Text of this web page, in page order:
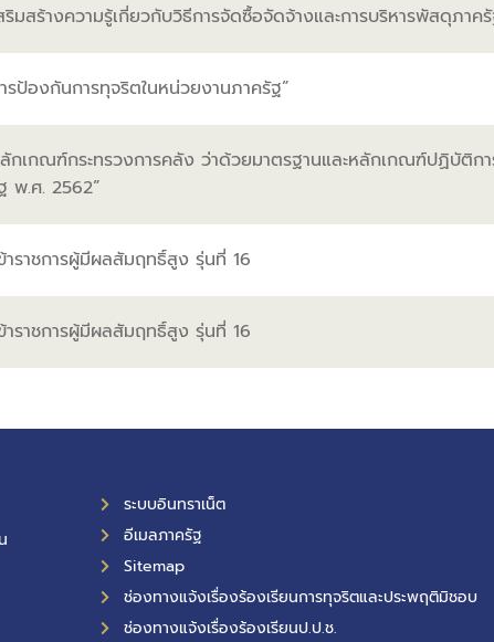
มสร้างความรู้เกี่ยวกับวิธีการจัดซื้อจัดจ้างและการบริหารพัสดุภาค
ป้องกันการทุจริตในหน่วยงานภาครัฐ”
กเกณฑ์กระทรวงการคลัง ว่าด้วยมาตรฐานและหลักเกณฑ์ปฏิบัติก
พ.ศ. 2562”
าราชการผู้มีผลสัมฤทธิ์สูง รุ่นที่ 16
าราชการผู้มีผลสัมฤทธิ์สูง รุ่นที่ 16
ระบบอินทราเน็ต
อีเมลภาครัฐ
Sitemap
ช่องทางแจ้งเรื่องร้องเรียนการทุจริตและประพฤติมิชอบ
ช่องทางแจ้งเรื่องร้องเรียนป.ป.ช.